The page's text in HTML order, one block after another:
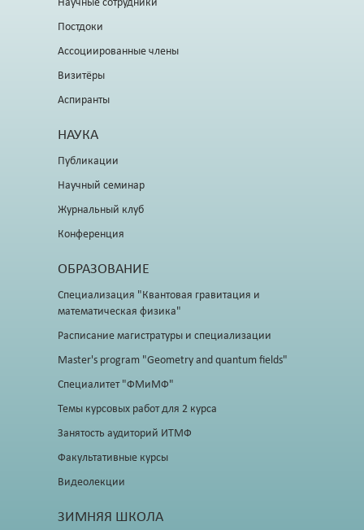
Научные сотрудники
Постдоки
Ассоциированные члены
Визитёры
Аспиранты
НАУКА
Публикации
Научный семинар
Журнальный клуб
Конференция
ОБРАЗОВАНИЕ
Специализация "Квантовая гравитация и
математическая физика"
Расписание магистратуры и специализации
Master's program "Geometry and quantum fields"
Специалитет "ФМиМФ"
Темы курсовых работ для 2 курса
Занятость аудиторий ИТМФ
Факультативные курсы
Видеолекции
ЗИМНЯЯ ШКОЛА